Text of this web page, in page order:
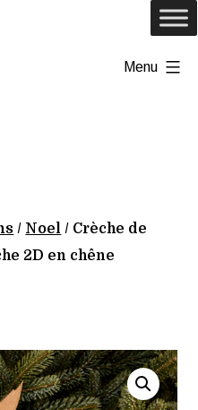
Menu
/ Noel / Crèche de
2D en chêne